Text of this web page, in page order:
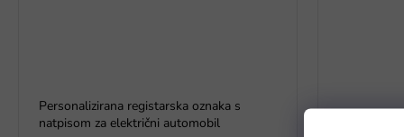
Personalizirana registarska oznaka s
natpisom za električni automobil
Moja prva